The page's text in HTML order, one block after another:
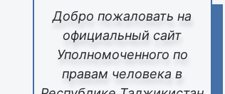
Добро пожаловать на
официальный сайт
Уполномоченного по
правам человека в